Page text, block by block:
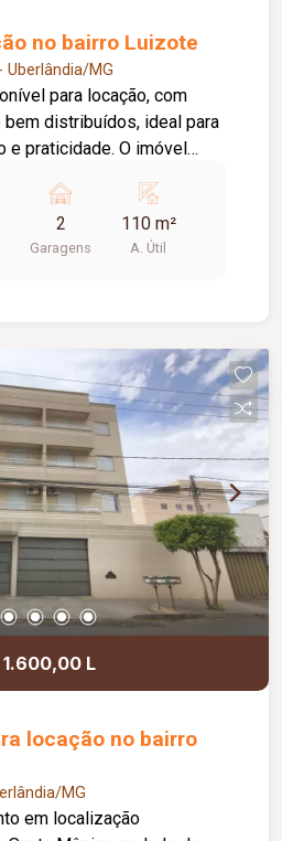
no bairro Luizote
Uberlândia/MG
para locação, com
distribuídos, ideal para
e praticidade. O imóvel
social, 01 varanda com área
vagas de garagem. Uma
quem deseja morar em
2
Garagens
110 m²
A. Útil
1.600,00 L
locação no bairro
MG
em localização